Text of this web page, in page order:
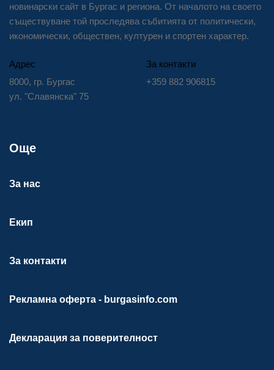
новинарски сайт в Бургас и региона. От началото на своето
съществуване той проследява събитията от политически,
икономически, обществен, културен и спортен характер.
Адрес
8000, гр. Бургас
ул. "Славянска" 75
За контакти
+359 882 906815
Още
За нас
Екип
За контакти
Рекламна оферта - burgasinfo.com
Декларация за поверителност